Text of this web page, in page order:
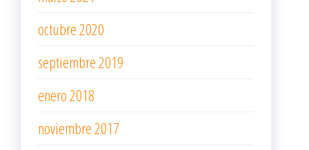
octubre 2020
septiembre 2019
enero 2018
noviembre 2017